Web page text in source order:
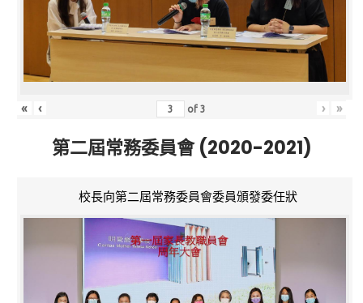
« ‹ of3 › »
第二屆常務委員會 (2020-2021)
校長向第二屆常務委員會委員頒發委任狀